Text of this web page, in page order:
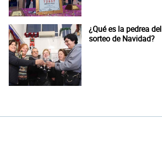
¿Qué es la pedrea del
sorteo de Navidad?